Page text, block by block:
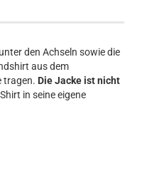
den Achseln sowie die
aus dem
tragen. Die Jacke ist nicht
in seine eigene